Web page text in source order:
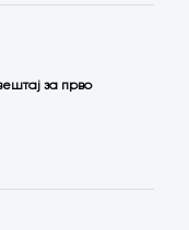
за прво